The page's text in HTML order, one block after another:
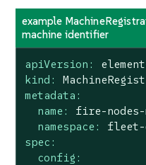
example
machine identifier
apiVersion:
kind:
metadata:
name:
fire-nodes-
namespace:
fleet-
spec:
config: